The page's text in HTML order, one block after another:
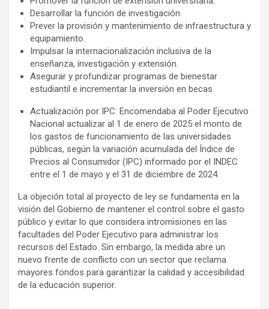
Desarrollar la función de investigación.
Prever la provisión y mantenimiento de infraestructura y
equipamiento.
Impulsar la internacionalización inclusiva de la
enseñanza, investigación y extensión.
Asegurar y profundizar programas de bienestar
estudiantil e incrementar la inversión en becas.
Actualización por IPC: Encomendaba al Poder Ejecutivo
Nacional actualizar al 1 de enero de 2025 el monto de
los gastos de funcionamiento de las universidades
públicas, según la variación acumulada del Índice de
Precios al Consumidor (IPC) informado por el INDEC
entre el 1 de mayo y el 31 de diciembre de 2024.
La objeción total al proyecto de ley se fundamenta en la
visión del Gobierno de mantener el control sobre el gasto
público y evitar lo que considera intromisiones en las
facultades del Poder Ejecutivo para administrar los
recursos del Estado. Sin embargo, la medida abre un
nuevo frente de conflicto con un sector que reclama
mayores fondos para garantizar la calidad y accesibilidad
de la educación superior.